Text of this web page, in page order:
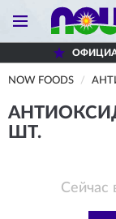
NOW FOODS
ШТ.
Сейчас